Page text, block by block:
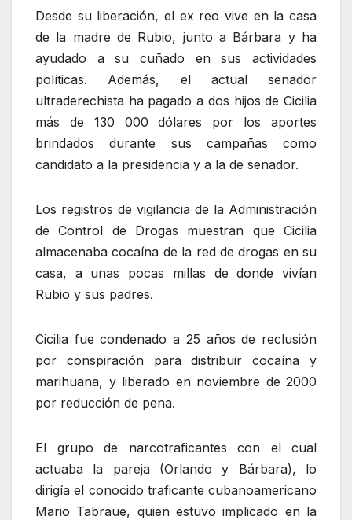
Desde su liberación, el ex reo vive en la casa
de la madre de Rubio, junto a Bárbara y ha
ayudado a su cuñado en sus actividades
políticas. Además, el actual senador
ultraderechista ha pagado a dos hijos de Cicilia
más de 130 000 dólares por los aportes
brindados durante sus campañas como
candidato a la presidencia y a la de senador.
Los registros de vigilancia de la Administración
de Control de Drogas muestran que Cicilia
almacenaba cocaína de la red de drogas en su
casa, a unas pocas millas de donde vivían
Rubio y sus padres.
Cicilia fue condenado a 25 años de reclusión
por conspiración para distribuir cocaína y
marihuana, y liberado en noviembre de 2000
por reducción de pena.
El grupo de narcotraficantes con el cual
actuaba la pareja (Orlando y Bárbara), lo
dirigía el conocido traficante cubanoamericano
Mario Tabraue, quien estuvo implicado en la